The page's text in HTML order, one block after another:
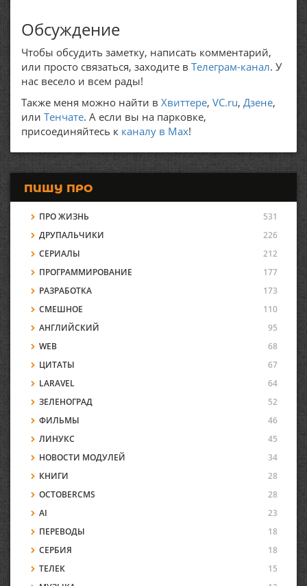
Обсуждение
Чтобы обсудить заметку, написать комментарий,
или просто связаться, заходите в Телеграм-канал. У
нас весело и всем рады!
Также меня можно найти в Хвиттере, VC.ru, Дзене,
или Тенчате. А если вы на парковке,
присоединяйтесь к каналу в Max!
ПИШУ ПРО
ПРО ЖИЗНЬ
531
ДРУПАЛЬЧИКИ
226
СЕРИАЛЫ
212
ПРОГРАММИРОВАНИЕ
177
РАЗРАБОТКА
173
СМЕШНОЕ
110
АНГЛИЙСКИЙ
95
WEB
68
ЦИТАТЫ
67
LARAVEL
64
ЗЕЛЕНОГРАД
52
ФИЛЬМЫ
46
ЛИНУКС
45
НОВОСТИ МОДУЛЕЙ
34
КНИГИ
28
OCTOBERCMS
28
AI
23
ПЕРЕВОДЫ
18
СЕРБИЯ
18
ТЕЛЕК
15